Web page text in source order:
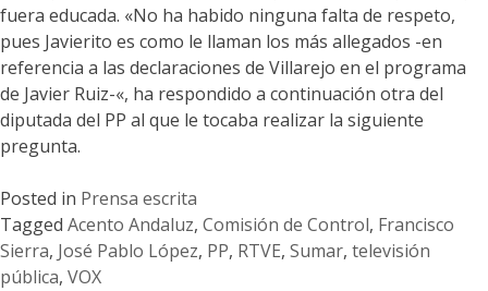
fuera educada. «No ha habido ninguna falta de respeto,
pues Javierito es como le llaman los más allegados -en
referencia a las declaraciones de Villarejo en el programa
de Javier Ruiz-«, ha respondido a continuación otra del
diputada del PP al que le tocaba realizar la siguiente
pregunta.
Posted in Prensa escrita
Tagged Acento Andaluz, Comisión de Control, Francisco
Sierra, José Pablo López, PP, RTVE, Sumar, televisión
pública, VOX